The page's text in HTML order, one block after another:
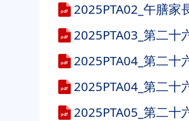
2025PTA02_午膳家
2025PTA03_第二
2025PTA04_第二十
2025PTA04_第二
2025PTA05_第二十